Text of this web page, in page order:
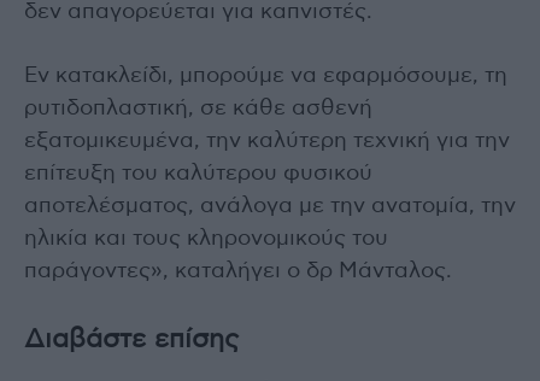
δεν απαγορεύεται για καπνιστές.
Εν κατακλείδι, μπορούμε να εφαρμόσουμε, τη
ρυτιδοπλαστική, σε κάθε ασθενή
εξατομικευμένα, την καλύτερη τεχνική για την
επίτευξη του καλύτερου φυσικού
αποτελέσματος, ανάλογα με την ανατομία, την
ηλικία και τους κληρονομικούς του
παράγοντες», καταλήγει ο δρ Μάνταλος.
Διαβάστε επίσης